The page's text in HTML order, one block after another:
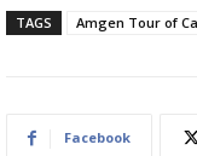
TAGS Amgen Tour of
Facebook